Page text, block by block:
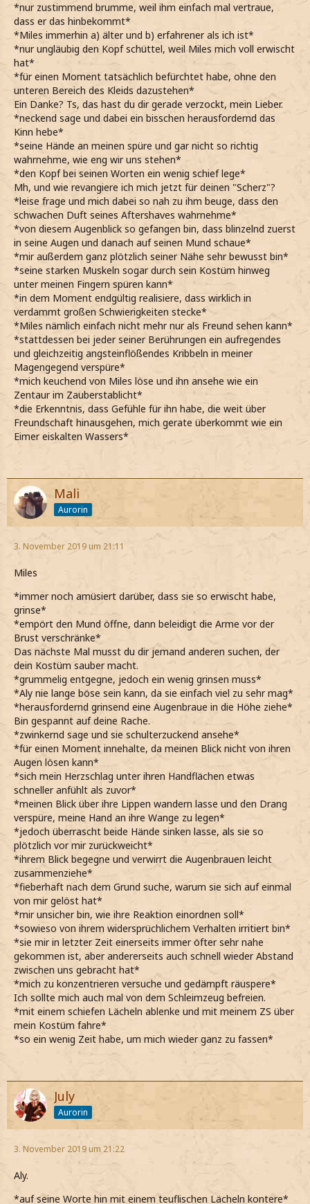
*nur zustimmend brumme, weil ihm einfach mal vertraue,
dass er das hinbekommt*
*Miles immerhin a) älter und b) erfahrener als ich ist*
*nur ungläubig den Kopf schüttel, weil Miles mich voll erwischt
hat*
*für einen Moment tatsächlich befürchtet habe, ohne den
unteren Bereich des Kleids dazustehen*
Ein Danke? Ts, das hast du dir gerade verzockt, mein Lieber.
*neckend sage und dabei ein bisschen herausfordernd das
Kinn hebe*
*seine Hände an meinen spüre und gar nicht so richtig
wahrnehme, wie eng wir uns stehen*
*den Kopf bei seinen Worten ein wenig schief lege*
Mh, und wie revangiere ich mich jetzt für deinen "Scherz"?
*leise frage und mich dabei so nah zu ihm beuge, dass den
schwachen Duft seines Aftershaves wahrnehme*
*von diesem Augenblick so gefangen bin, dass blinzelnd zuerst
in seine Augen und danach auf seinen Mund schaue*
*mir außerdem ganz plötzlich seiner Nähe sehr bewusst bin*
*seine starken Muskeln sogar durch sein Kostüm hinweg
unter meinen Fingern spüren kann*
*in dem Moment endgültig realisiere, dass wirklich in
verdammt großen Schwierigkeiten stecke*
*Miles nämlich einfach nicht mehr nur als Freund sehen kann*
*stattdessen bei jeder seiner Berührungen ein aufregendes
und gleichzeitig angsteinflößendes Kribbeln in meiner
Magengegend verspüre*
*mich keuchend von Miles löse und ihn ansehe wie ein
Zentaur im Zauberstablicht*
*die Erkenntnis, dass Gefühle für ihn habe, die weit über
Freundschaft hinausgehen, mich gerate überkommt wie ein
Eimer eiskalten Wassers*
Mali
Aurorin
3. November 2019 um 21:11
Miles
*immer noch amüsiert darüber, dass sie so erwischt habe,
grinse*
*empört den Mund öffne, dann beleidigt die Arme vor der
Brust verschränke*
Das nächste Mal musst du dir jemand anderen suchen, der
dein Kostüm sauber macht.
*grummelig entgegne, jedoch ein wenig grinsen muss*
*Aly nie lange böse sein kann, da sie einfach viel zu sehr mag*
*herausfordernd grinsend eine Augenbraue in die Höhe ziehe*
Bin gespannt auf deine Rache.
*zwinkernd sage und sie schulterzuckend ansehe*
*für einen Moment innehalte, da meinen Blick nicht von ihren
Augen lösen kann*
*sich mein Herzschlag unter ihren Handflächen etwas
schneller anfühlt als zuvor*
*meinen Blick über ihre Lippen wandern lasse und den Drang
verspüre, meine Hand an ihre Wange zu legen*
*jedoch überrascht beide Hände sinken lasse, als sie so
plötzlich vor mir zurückweicht*
*ihrem Blick begegne und verwirrt die Augenbrauen leicht
zusammenziehe*
*fieberhaft nach dem Grund suche, warum sie sich auf einmal
von mir gelöst hat*
*mir unsicher bin, wie ihre Reaktion einordnen soll*
*sowieso von ihrem widersprüchlichem Verhalten irritiert bin*
*sie mir in letzter Zeit einerseits immer öfter sehr nahe
gekommen ist, aber andererseits auch schnell wieder Abstand
zwischen uns gebracht hat*
*mich zu konzentrieren versuche und gedämpft räuspere*
Ich sollte mich auch mal von dem Schleimzeug befreien.
*mit einem schiefen Lächeln ablenke und mit meinem ZS über
mein Kostüm fahre*
*so ein wenig Zeit habe, um mich wieder ganz zu fassen*
July
Aurorin
3. November 2019 um 21:22
Aly.
*auf seine Worte hin mit einem teuflischen Lächeln kontere*